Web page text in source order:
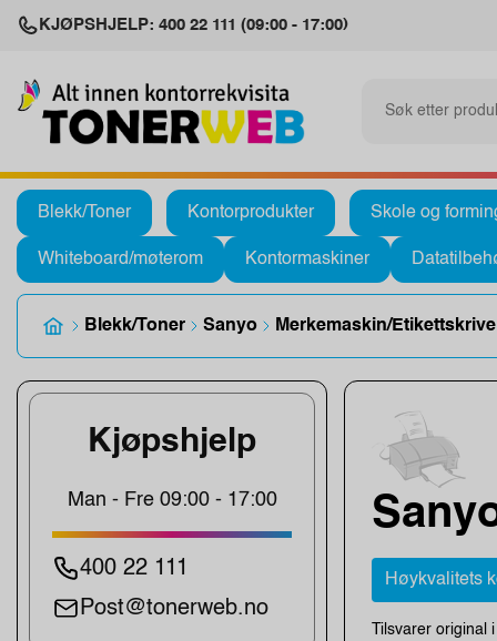
KJØPSHJELP: 400 22 111 (09:00 - 17:00)
Blekk/Toner Kontorprodukter Skole og
Whiteboard/møterom Kontormaskiner
Blekk/Toner Sanyo Merkemaskin/
Kjøpshjelp
Man - Fre 09:00 - 17:00
400 22 111
Post@tonerweb.no
Høykvalitets
Tilsvarer original